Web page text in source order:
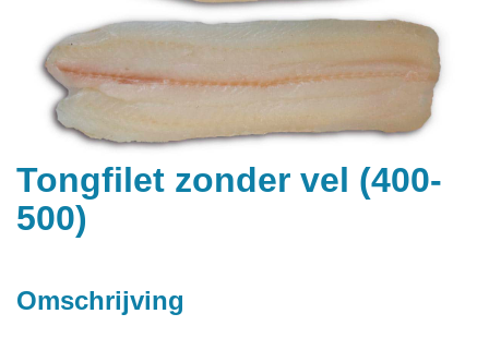
Tongfilet zonder vel (400-
500)
Omschrijving